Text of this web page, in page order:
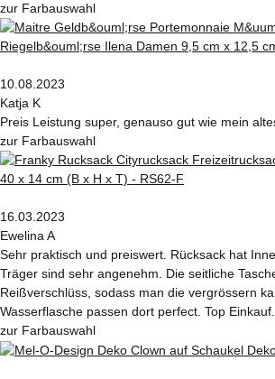
zur Farbauswahl
10.08.2023
Katja K
Preis Leistung super, genauso gut wie mein
zur Farbauswahl
16.03.2023
Ewelina A
Sehr praktisch und preiswert. Rücksack hat
Träger sind sehr angenehm. Die seitliche
Reißverschlüss, sodass man die vergrössern
Wasserflasche passen dort perfect. Top Einkauf.
zur Farbauswahl